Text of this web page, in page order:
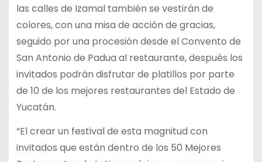
las calles de Izamal también se vestirán de
colores, con una misa de acción de gracias,
seguido por una procesión desde el Convento de
San Antonio de Padua al restaurante, después los
invitados podrán disfrutar de platillos por parte
de 10 de los mejores restaurantes del Estado de
Yucatán.
“El crear un festival de esta magnitud con
invitados que están dentro de los 50 Mejores